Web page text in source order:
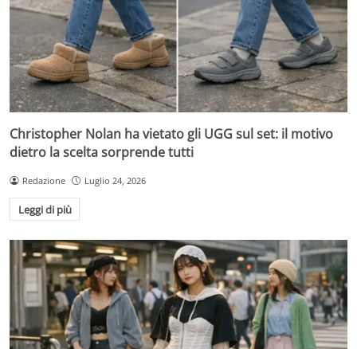
Christopher Nolan ha vietato gli UGG sul set: il motivo
dietro la scelta sorprende tutti
Redazione Luglio 24, 2026
Leggi di più